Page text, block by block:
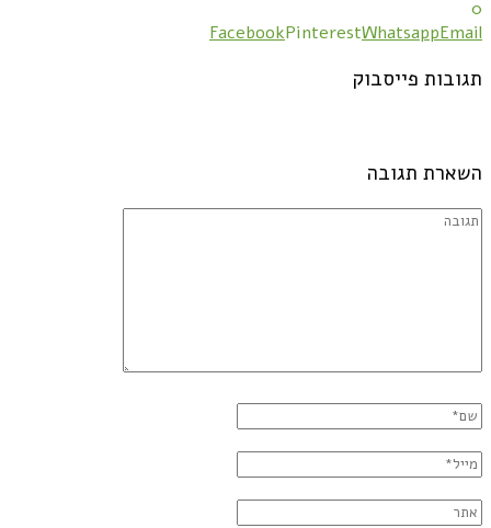
0
FacebookPinterestWhatsappEmail
תגובות פייסבוק
השארת תגובה